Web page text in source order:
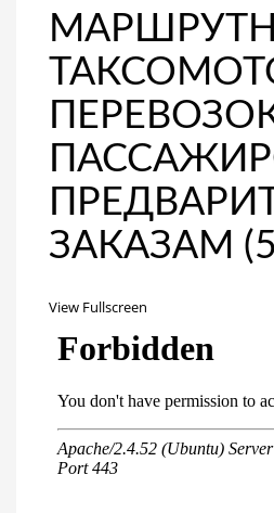
ЗАКАЗАМ
View Fullscreen
PDF